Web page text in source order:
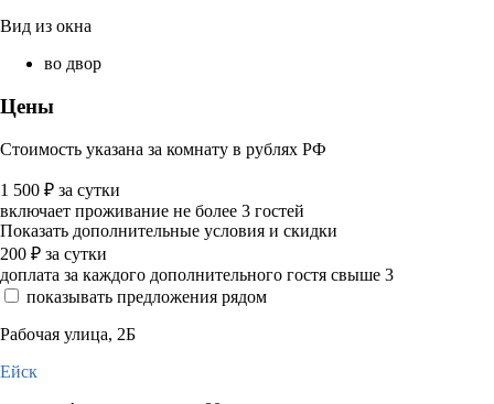
Вид из окна
во двор
Цены
Стоимость указана за комнату в рублях РФ
1 500 ₽ за сутки
включает проживание не более 3 гостей
Показать дополнительные условия и скидки
200 ₽ за сутки
доплата за каждого дополнительного гостя свыше 3
показывать предложения рядом
Рабочая улица, 2Б
Ейск